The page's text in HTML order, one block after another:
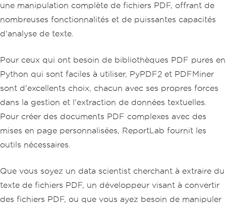
une manipulation complète de fichiers PDF, offrant de
nombreuses fonctionnalités et de puissantes capacités
d'analyse de texte.
Pour ceux qui ont besoin de bibliothèques PDF pures en
Python qui sont faciles à utiliser, PyPDF2 et PDFMiner
sont d'excellents choix, chacun avec ses propres forces
dans la gestion et l'extraction de données textuelles.
Pour créer des documents PDF complexes avec des
mises en page personnalisées, ReportLab fournit les
outils nécessaires.
Que vous soyez un data scientist cherchant à extraire du
texte de fichiers PDF, un développeur visant à convertir
des fichiers PDF, ou que vous ayez besoin de manipuler